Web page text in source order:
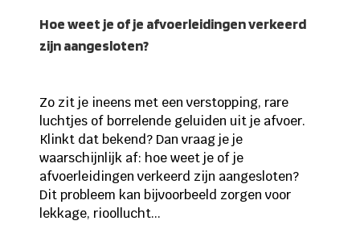
Hoe weet je of je afvoerleidingen verkeerd
zijn aangesloten?
Zo zit je ineens met een verstopping, rare
luchtjes of borrelende geluiden uit je afvoer.
Klinkt dat bekend? Dan vraag je je
waarschijnlijk af: hoe weet je of je
afvoerleidingen verkeerd zijn aangesloten?
Dit probleem kan bijvoorbeeld zorgen voor
lekkage, rioollucht...